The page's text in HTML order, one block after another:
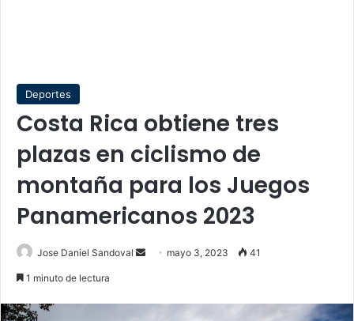
Deportes
Costa Rica obtiene tres
plazas en ciclismo de
montaña para los Juegos
Panamericanos 2023
Jose Daniel Sandoval
Send mayo 3, 2023 41
1 minuto de lectura